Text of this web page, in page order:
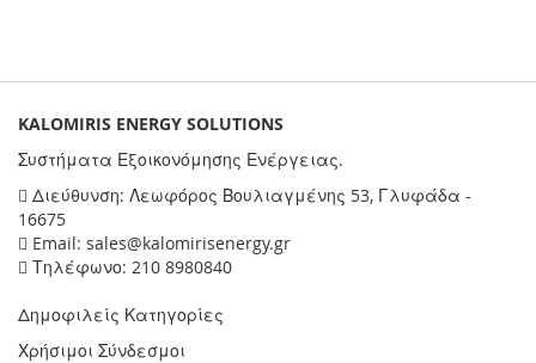
KALOMIRIS ENERGY SOLUTIONS
Συστήματα Εξοικονόμησης Ενέργειας.
Διεύθυνση: Λεωφόρος Βουλιαγμένης 53, Γλυφάδα -
16675
Email: sales@kalomirisenergy.gr
Τηλέφωνο: 210 8980840
Δημοφιλείς Κατηγορίες
Χρήσιμοι Σύνδεσμοι